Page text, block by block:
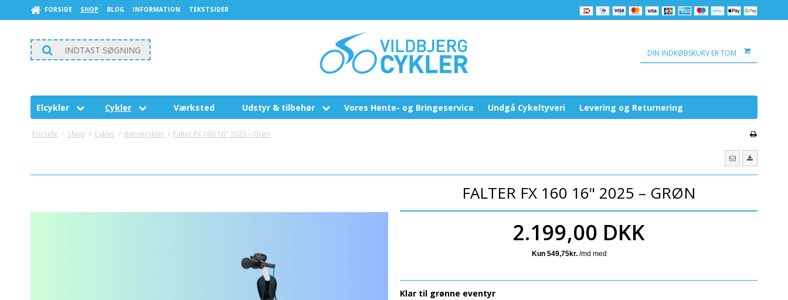
FORSIDE SHOP BLOG INFORMATION TEKSTSIDER
DIN INDKØBSKURV ER TOM
Elcykler
E-Fly
EL LADCYKLER
Cykler
Herrecykler
Norden
Værksted Udstyr & tilbehør
Cykelslanger
Cykelhjelme
Vores Hente- og Bringeservice Undgå Cykeltyveri Levering og Returnering
Forside / Shop / Cykler / Børnecykler / Falter FX 160 16" 2025 – Grøn
FALTER FX 160 16" 2025 – GRØN
2.199,00 DKK
Klar til grønne eventyr